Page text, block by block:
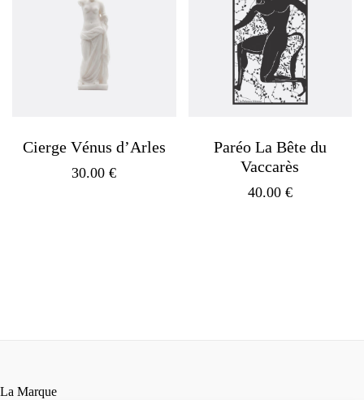
Cierge Vénus d’Arles
30.00€
Paréo La Bête du
Vaccarès
40.00 €
La Marque